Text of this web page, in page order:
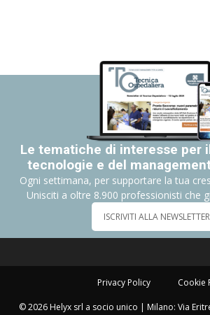
Le tematiche di interesse per
tecnologie e del
Ogni settimana, per supportare la tua
Unisciti a oltre 8.900 professionisti che
ISCRIVITI ALLA NEWSLETTER
Privacy Policy Cookie
© 2026 Helyx srl a socio unico | Milano: Via